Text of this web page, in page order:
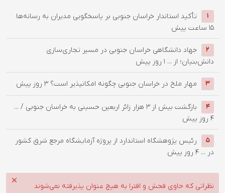
1
تأکید استاندار خراسان جنوبی بر پاسخگویی مدیران به رسانه‌ها
15 ساعت پیش
2
جهاد دانشگاهی خراسان جنوبی در مسیر تجاری‌سازی
دانش‌بنیان؛ از ... 1 روز پیش
3 ‌مهار ملخ در خراسان جنوبی چگونه امکانپذیر است؟ 3 روز پیش
4
بازگشت بیش از ۳ هزار زائر اربعین حسینی به خراسان جنوبی / ...
4 روز پیش
5
رئیس پژوهشگاه استاندارد از پروژه آزمایشگاه مرجع شرق کشور
در ... 4 روز پیش
نظراتی که حاوی فحش و افترا به هیچ عنوان پذیرفته نمی‌شوند